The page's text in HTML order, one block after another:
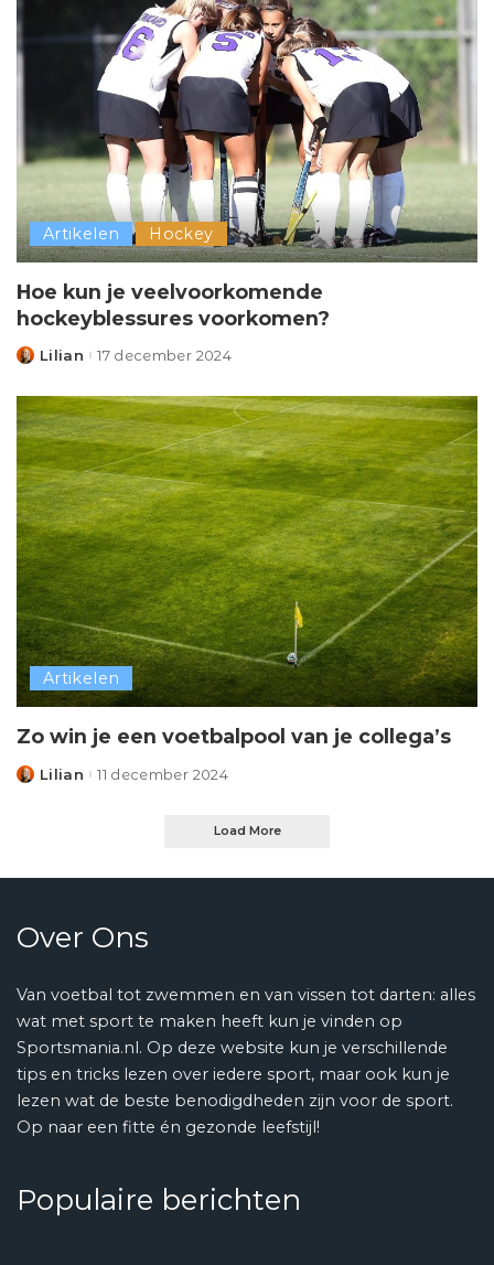
Artikelen Hockey
Hoe kun je veelvoorkomende
hockeyblessures voorkomen?
Posted
Lilian 17 december 2024
Artikelen
Zo win je een voetbalpool van je collega’s
Posted
Lilian 11 december 2024
Load More
Over Ons
Van voetbal tot zwemmen en van vissen tot darten: alles
wat met sport te maken heeft kun je vinden op
Sportsmania.nl. Op deze website kun je verschillende
tips en tricks lezen over iedere sport, maar ook kun je
lezen wat de beste benodigdheden zijn voor de sport.
Op naar een fitte én gezonde leefstijl!
Populaire berichten